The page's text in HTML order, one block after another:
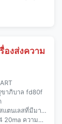
องส่งความ
าภิบาล fd80f
หรับอุตสาหกรรมอาหารและยา
สะอาดของอาหารและยา